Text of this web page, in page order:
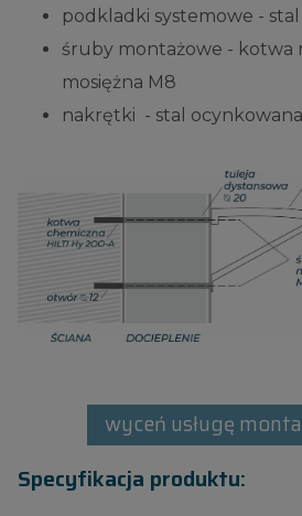
podkladki systemowe -
śruby montażowe - kotwa
mosiężna M8
nakrętki - stal
wyceń usługę
Specyfikacja produktu: